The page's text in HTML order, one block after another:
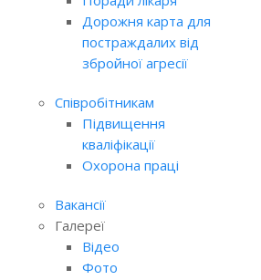
Дорожня карта для
постраждалих від
збройної агресії
Співробітникам
Підвищення
кваліфікації
Охорона праці
Вакансії
Галереї
Відео
Фото